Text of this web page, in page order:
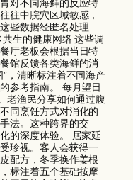
对不同海鲜的反应特
往中脘穴区域敏感，
些数据经匿名处理
生的健康网络 这些调
厅老板会根据当日特
馆反馈各类海鲜的消
，清晰标注着不同海产
参考指南。 每月望日
老渔民分享如何通过腹
同烹饪方式对消化的
法。这种跨界的交
的深度体验。 居家延
珍视。客人会获得一
配方，冬季换作姜根
标注着五个基础按摩